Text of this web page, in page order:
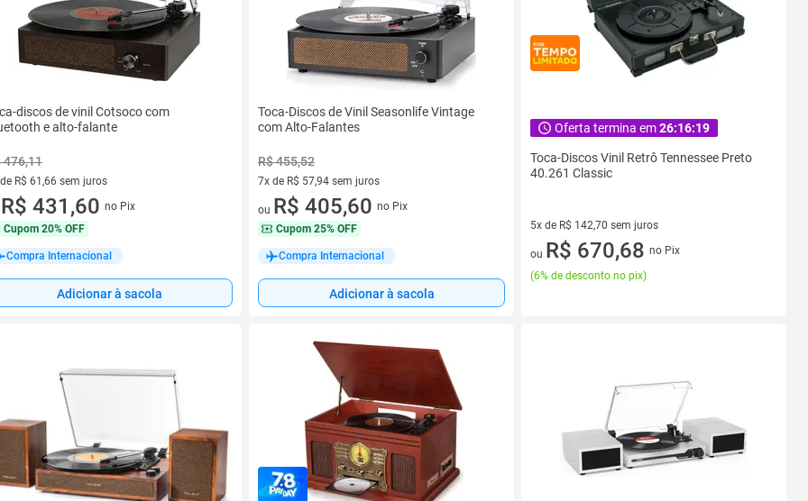
discos de vinil Cotsoco com
e alto-falante
476,11
R$ 61,66 sem juros
de R$ 61,66 sem juros
R$ 431,60 no Pix
Cupom 20% OFF
Compra Internacional
Adicionar à sacola
Toca-Discos de Vinil Seasonlife Vintage
com Alto-Falantes
R$ 455,52
7x de R$ 57,94 sem juros
7 vez de R$ 57,94 sem juros
ou R$ 405,60 no Pix
Cupom 25% OFF
Compra Internacional
Adicionar à sacola
Oferta termina em26:16:18
Toca-Discos Vinil Retrô Tennessee Preto
40.261 Classic
5x de R$ 142,70 sem juros
5 vez de R$ 142,70 sem juros
ou R$ 670,68 no Pix
(6% de desconto no pix)